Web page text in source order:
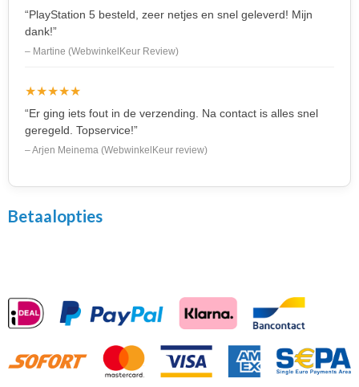
“PlayStation 5 besteld, zeer netjes en snel geleverd! Mijn
dank!”
– Martine (WebwinkelKeur Review)
★★★★★
“Er ging iets fout in de verzending. Na contact is alles snel
geregeld. Topservice!”
– Arjen Meinema (WebwinkelKeur review)
Betaalopties